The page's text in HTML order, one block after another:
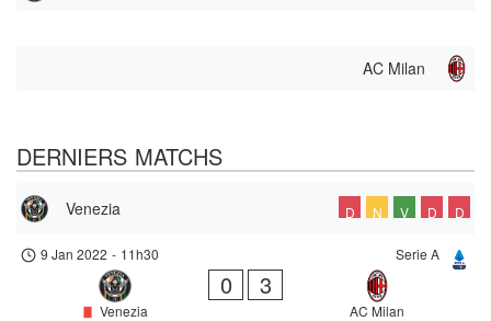
AC Milan
DERNIERS MATCHS
Venezia D N V D D
Serie A
9 Jan 2022 - 11h30
Venezia
0 3
AC Milan